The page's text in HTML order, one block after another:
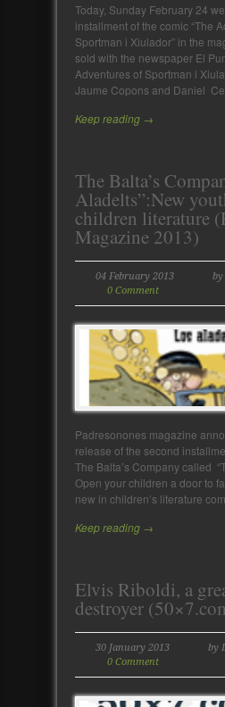
Today, Sunday February 24
installment of the comic “The
Sportman i Xiulador” in the
sold with the newspaper El
Adventures of Sportman i
Jaume Copons and Daniel
Keep reading →
The Balta’s
Aladelts”:New
children literature
Magazine 2013)
04 February 2013
by
0 Comment
Padresonones magazine
release of the second
The Balta’s Company called
Open your children a door to
new in children’s literature
Keep reading →
Elvis Riboldi, a
destroyer
30 January 2013
by
0 Comment